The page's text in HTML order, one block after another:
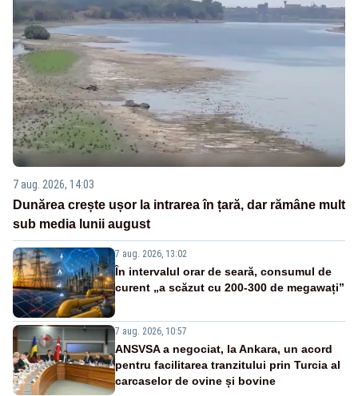
7 aug. 2026, 14:03
Dunărea crește ușor la intrarea în țară, dar rămâne mult
sub media lunii august
7 aug. 2026, 13:02
În intervalul orar de seară, consumul de
curent „a scăzut cu 200-300 de megawați”
7 aug. 2026, 10:57
ANSVSA a negociat, la Ankara, un acord
pentru facilitarea tranzitului prin Turcia al
carcaselor de ovine și bovine